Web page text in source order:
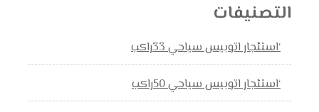
التصنيفات
‘استئجار اتوبيس سياحي 33راكب
‘استئجار اتوبيس سياحي 50راكب